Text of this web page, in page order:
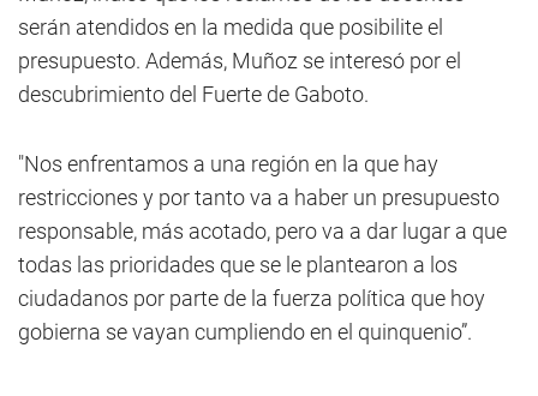
serán atendidos en la medida que posibilite el
presupuesto. Además, Muñoz se interesó por el
descubrimiento del Fuerte de Gaboto.
"Nos enfrentamos a una región en la que hay
restricciones y por tanto va a haber un presupuesto
responsable, más acotado, pero va a dar lugar a que
todas las prioridades que se le plantearon a los
ciudadanos por parte de la fuerza política que hoy
gobierna se vayan cumpliendo en el quinquenio”.